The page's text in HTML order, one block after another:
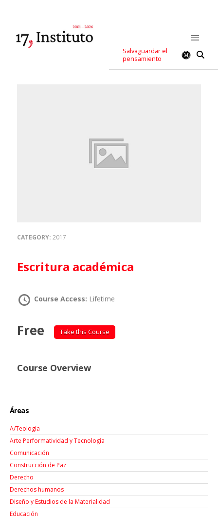
Salvaguardar el
pensamiento
CATEGORY: 2017
Escritura académica
Course Access: Lifetime
Free Take this Course
Course Overview
Áreas
A/Teología
Arte Performatividad y Tecnología
Comunicación
Construcción de Paz
Derecho
Derechos humanos
Diseño y Estudios de la Materialidad
Educación